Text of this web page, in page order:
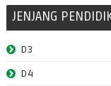
JENJANG
D3
D4